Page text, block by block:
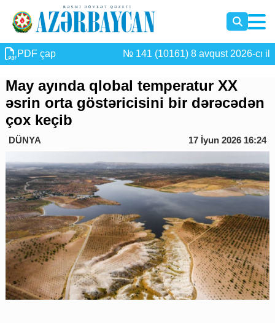
PDF çap № 141 (10161) 8 avqust 2026-cı il
May ayında qlobal temperatur XX
əsrin orta göstəricisini bir dərəcədən
çox keçib
DÜNYA 17 İyun 2026 16:24